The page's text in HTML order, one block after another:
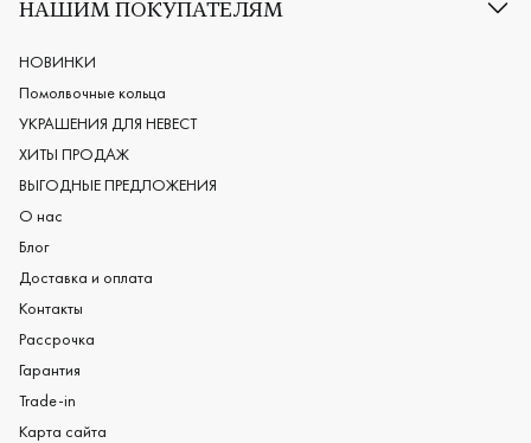
Европейские обручальные кольца
Мужские обручальные кольца
Женские обручальные кольца
Обручальные кольца из платины
Дизайнерские обручальные кольца
Черные обручальные кольца
НАШИМ ПОКУПАТЕЛЯМ
НОВИНКИ
Помолвочные кольца
УКРАШЕНИЯ ДЛЯ НЕВЕСТ
ХИТЫ ПРОДАЖ
ВЫГОДНЫЕ ПРЕДЛОЖЕНИЯ
О нас
Блог
Доставка и оплата
Контакты
Рассрочка
Гарантия
Trade-in
Карта сайта